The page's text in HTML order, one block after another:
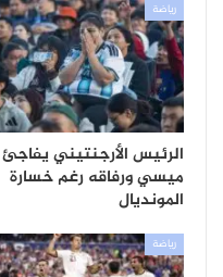
رياضة
الرئيس الأرجنتيني يفاجئ
ميسي ورفاقه رغم خسارة
المونديال
رياضة